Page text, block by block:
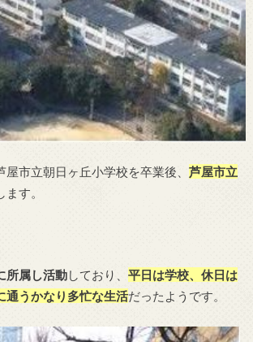
市立朝日ヶ丘小学校を卒業後、 芦屋市立
ます。
所属し活動しており、 平日は学校、休日は
通うかなり多忙な生活だったようです。